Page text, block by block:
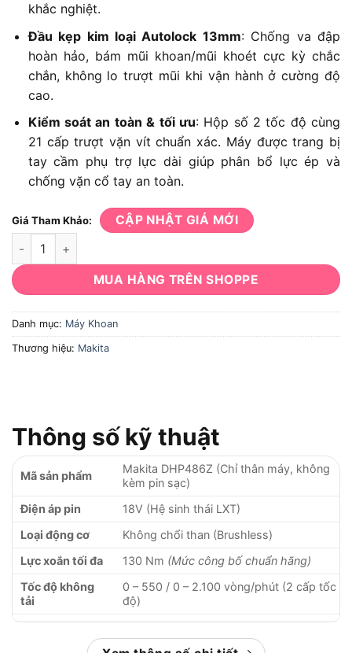
khắc nghiệt.
Đầu kẹp kim loại Autolock 13mm: Chống va đập
hoàn hảo, bám mũi khoan/mũi khoét cực kỳ chắc
chắn, không lo trượt mũi khi vận hành ở cường độ
cao.
Kiểm soát an toàn & tối ưu: Hộp số 2 tốc độ cùng
21 cấp trượt vặn vít chuẩn xác. Máy được trang bị
tay cầm phụ trợ lực dài giúp phân bổ lực ép và
chống vặn cổ tay an toàn.
Giá Tham Khảo: CẬP NHẬT GIÁ MỚI
Máy khoan Makita DHP486Z số lượng
MUA HÀNG TRÊN SHOPPE
Danh mục: Máy Khoan
Thương hiệu: Makita
Thông số kỹ thuật
Mã sản phẩm
Makita DHP486Z (Chỉ thân máy, không
kèm pin sạc)
Điện áp pin
18V (Hệ sinh thái LXT)
Loại động cơ
Không chổi than (Brushless)
Lực xoắn tối đa
130 Nm (Mức công bố chuẩn hãng)
Tốc độ không
tải
0 – 550 / 0 – 2.100 vòng/phút (2 cấp tốc
độ)
Tốc độ đập
0 – 8.250 / 0 – 31.500 lần/phút